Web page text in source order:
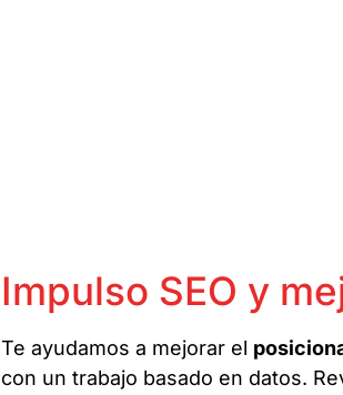
Impulso SEO y
Te ayudamos a mejorar el
con un trabajo basado en datos.